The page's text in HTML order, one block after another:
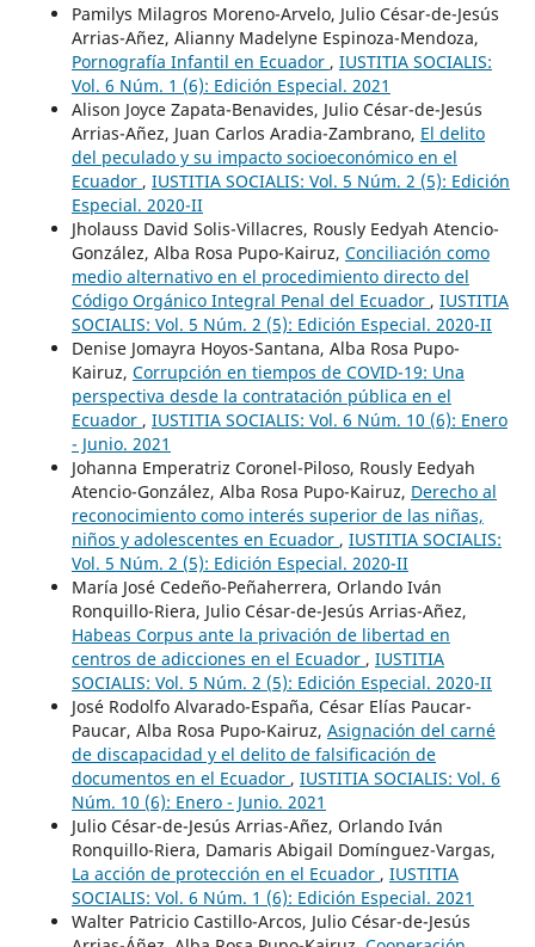
Pamilys Milagros Moreno-Arvelo, Julio César-de-Jesús
Arrias-Añez, Alianny Madelyne Espinoza-Mendoza,
Pornografía Infantil en Ecuador , IUSTITIA SOCIALIS:
Vol. 6 Núm. 1 (6): Edición Especial. 2021
Alison Joyce Zapata-Benavides, Julio César-de-Jesús
Arrias-Añez, Juan Carlos Aradia-Zambrano, El delito
del peculado y su impacto socioeconómico en el
Ecuador , IUSTITIA SOCIALIS: Vol. 5 Núm. 2 (5): Edición
Especial. 2020-II
Jholauss David Solis-Villacres, Rously Eedyah Atencio-
González, Alba Rosa Pupo-Kairuz, Conciliación como
medio alternativo en el procedimiento directo del
Código Orgánico Integral Penal del Ecuador , IUSTITIA
SOCIALIS: Vol. 5 Núm. 2 (5): Edición Especial. 2020-II
Denise Jomayra Hoyos-Santana, Alba Rosa Pupo-
Kairuz, Corrupción en tiempos de COVID-19: Una
perspectiva desde la contratación pública en el
Ecuador , IUSTITIA SOCIALIS: Vol. 6 Núm. 10 (6): Enero
- Junio. 2021
Johanna Emperatriz Coronel-Piloso, Rously Eedyah
Atencio-González, Alba Rosa Pupo-Kairuz, Derecho al
reconocimiento como interés superior de las niñas,
niños y adolescentes en Ecuador , IUSTITIA SOCIALIS:
Vol. 5 Núm. 2 (5): Edición Especial. 2020-II
María José Cedeño-Peñaherrera, Orlando Iván
Ronquillo-Riera, Julio César-de-Jesús Arrias-Añez,
Habeas Corpus ante la privación de libertad en
centros de adicciones en el Ecuador , IUSTITIA
SOCIALIS: Vol. 5 Núm. 2 (5): Edición Especial. 2020-II
José Rodolfo Alvarado-España, César Elías Paucar-
Paucar, Alba Rosa Pupo-Kairuz, Asignación del carné
de discapacidad y el delito de falsificación de
documentos en el Ecuador , IUSTITIA SOCIALIS: Vol. 6
Núm. 10 (6): Enero - Junio. 2021
Julio César-de-Jesús Arrias-Añez, Orlando Iván
Ronquillo-Riera, Damaris Abigail Domínguez-Vargas,
La acción de protección en el Ecuador , IUSTITIA
SOCIALIS: Vol. 6 Núm. 1 (6): Edición Especial. 2021
Walter Patricio Castillo-Arcos, Julio César-de-Jesús